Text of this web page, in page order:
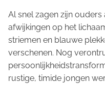
Al snel zagen zijn
afwijkingen op het
striemen en blauwe
verschenen. Nog
rustige, timide jongen